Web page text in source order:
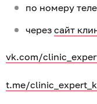
по номеру
через сайт
vk.com/
t.me/